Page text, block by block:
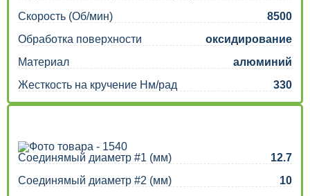
Скорость (Об/мин)
8500
Обработка поверхности
оксидирование
Материал
алюминий
Жесткость на кручение Нм/рад
330
Соединямый диаметр #1 (мм)
12.7
Соединямый диаметр #2 (мм)
10